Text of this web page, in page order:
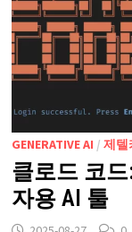
GENERATIVE AI /제텔
클로드 코
자용 AI 툴